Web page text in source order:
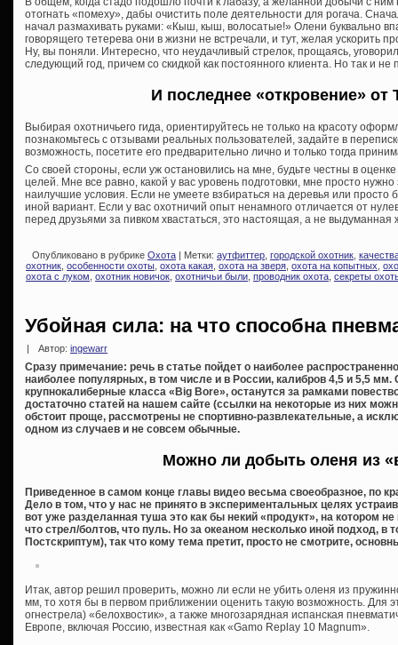
отогнать «помеху», дабы очистить поле деятельности для рогача.
начал размахивать руками: «Кыш, кыш, волосатые!» Олени буквально
говорящего тетерева они в жизни не встречали, и тут, желая ускорить
Ну, вы поняли. Интересно, что неудачливый стрелок, прощаясь,
следующий год, причем со скидкой как постоянного клиента. Но так и не
И последнее «откровение» от
Выбирая охотничьего гида, ориентируйтесь не только на красоту
познакомьтесь с отзывами реальных пользователей, задайте в
возможность, посетите его предварительно лично и только тогда
Со своей стороны, если уж остановились на мне, будьте честны в
целей. Мне все равно, какой у вас уровень подготовки, мне просто
наилучшие условия. Если не умеете взбираться на деревья или просто
иной вариант. Если у вас охотничий опыт ненамного отличается от
перед друзьями за пивком хвастаться, это настоящая, а не выдуманная
Опубликовано в рубрике Охота | Метки: аутфиттер городской охотник
охотник особенности охоты охота какая охота на зверя охота на копытных
охота с луком охотник новичок охотничьи были проводник охота секреты
Убойная сила: на что способна
| Автор: ingewarr
Сразу примечание: речь в статье пойдет о наиболее
наиболее популярных, в том числе и в России, калибров 4,5 и 5,5
крупнокалиберные класса «Big Bore», останутся за рамками
достаточно статей на нашем сайте (ссылки на некоторые из них
обстоит проще, рассмотрены не спортивно-развлекательные, а
одном из случаев и не совсем обычные.
Можно ли добыть оленя из
Приведенное в самом конце главы видео весьма своеобразное, по
Дело в том, что у нас не принято в экспериментальных целях
вот уже разделанная туша это как бы некий «продукт», на котором
что стрел/болтов, что пуль. Но за океаном несколько иной подход, в
Постскриптум), так что кому тема претит, просто не смотрите,
Итак, автор решил проверить, можно ли если не убить оленя из
мм, то хотя бы в первом приближении оценить такую возможность. Для
огнестрела) «белохвостик», а также многозарядная испанская
Европе, включая Россию, известная как «Gamo Replay 10 Magnum».